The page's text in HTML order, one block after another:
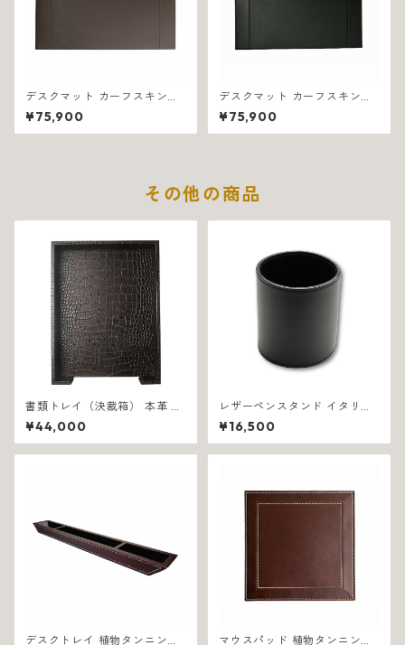
デスクマット カーフスキンレ
ザー イタリア製 ポケット付き
ブラウン ダグラス 1327
¥75,900
デスクマット カーフスキンレ
ザー イタリア製 ポケット付き
ブラック ダグラス 1328
¥75,900
その他の商品
書類トレイ（決裁箱） 本革 ク
ロコダイル調 イタリア製 ブラ
ウン フロリダ 1312
¥44,000
レザーペンスタンド イタリア
製 ブラック 業務用 プレイン 1
202
¥16,500
デスクトレイ 植物タンニン鞣
マウスパッド 植物タンニン鞣